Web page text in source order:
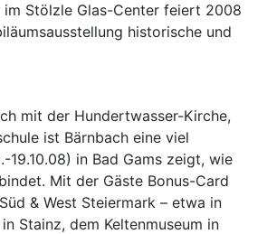
im Stölzle Glas-Center feiert 2008
historische und
mit der Hundertwasser-Kirche,
ist Bärnbach eine viel
19.10.08) in Bad Gams zeigt, wie
Mit der Gäste Bonus-Card
& West Steiermark – etwa in
Stainz, dem Keltenmuseum in